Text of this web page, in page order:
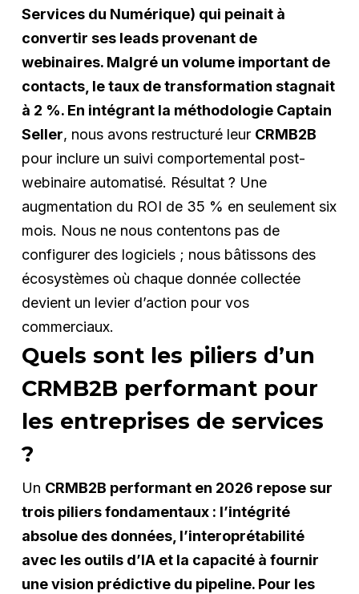
Services du Numérique) qui peinait à
convertir ses leads provenant de
webinaires. Malgré un volume important de
contacts, le taux de transformation stagnait
à 2 %. En intégrant la méthodologie Captain
Seller, nous avons restructuré leur CRMB2B
pour inclure un suivi comportemental post-
webinaire automatisé. Résultat ? Une
augmentation du ROI de 35 % en seulement six
mois. Nous ne nous contentons pas de
configurer des logiciels ; nous bâtissons des
écosystèmes où chaque donnée collectée
devient un levier d’action pour vos
commerciaux.
Quels sont les piliers d’un
CRMB2B performant pour
les entreprises de services
?
Un CRMB2B performant en 2026 repose sur
trois piliers fondamentaux : l’intégrité
absolue des données, l’interoprétabilité
avec les outils d’IA et la capacité à fournir
une vision prédictive du pipeline. Pour les